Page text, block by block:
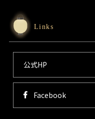
Links
公式HP
Facebook